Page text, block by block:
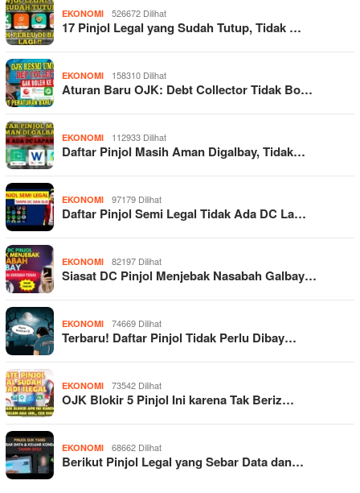
EKONOMI 526672 Dilihat
17 Pinjol Legal yang Sudah Tutup, Tidak …
EKONOMI 158310 Dilihat
Aturan Baru OJK: Debt Collector Tidak Bo…
EKONOMI 112933 Dilihat
Daftar Pinjol Masih Aman Digalbay, Tidak…
EKONOMI 97179 Dilihat
Daftar Pinjol Semi Legal Tidak Ada DC La…
EKONOMI 82197 Dilihat
Siasat DC Pinjol Menjebak Nasabah Galbay…
EKONOMI 74669 Dilihat
Terbaru! Daftar Pinjol Tidak Perlu Dibay…
EKONOMI 73542 Dilihat
OJK Blokir 5 Pinjol Ini karena Tak Beriz…
EKONOMI 68662 Dilihat
Berikut Pinjol Legal yang Sebar Data dan…